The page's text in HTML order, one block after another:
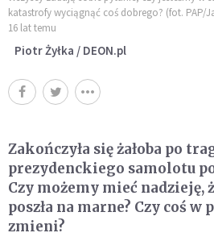
katastrofy wyciągnąć coś dobrego? (fot. PAP/
16 lat temu
Piotr Żyłka / DEON.pl
Zakończyła się żałoba po
prezydenckiego samolotu
Czy możemy mieć nadzieję,
poszła na marne? Czy coś
zmieni?